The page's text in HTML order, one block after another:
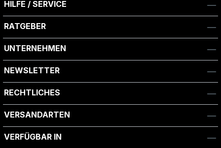
HILFE / SERVICE
RATGEBER
UNTERNEHMEN
NEWSLETTER
RECHTLICHES
VERSANDARTEN
VERFÜGBAR IN